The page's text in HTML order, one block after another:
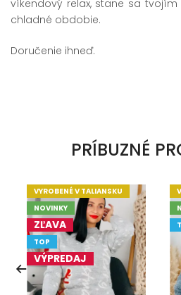
víkendový relax, stane sa
chladné obdobie.
Doručenie ihneď.
PRÍBUZNÉ
VYROBENÉ V TALIANSKU
NOVINKY
ZĽAVA
TOP
VÝPREDAJ